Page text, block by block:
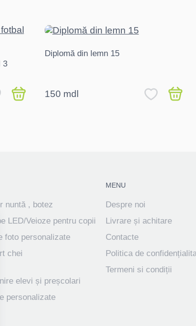
3
Diplomă din lemn 15
150 mdl
nuntă , botez
LED/Veioze pentru copii
foto personalizate
chei
elevi și preșcolari
personalizate
MENU
Despre noi
Livrare și achitare
Contacte
Politica de
Termeni si condiții